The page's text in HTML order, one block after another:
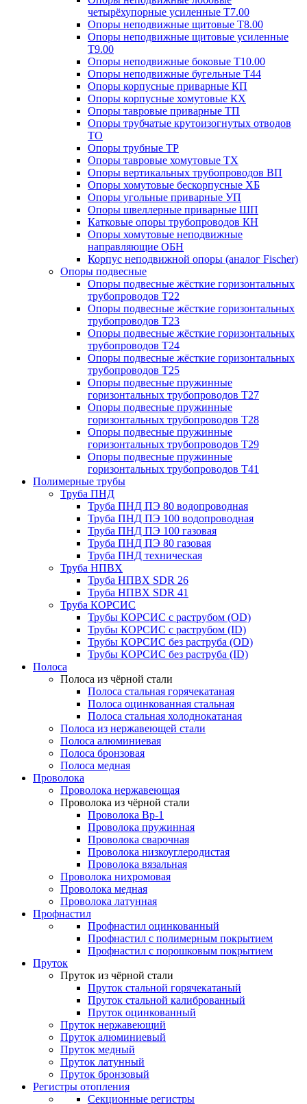
четырёхупорные усиленные Т7.00
Опоры неподвижные щитовые Т8.00
Опоры неподвижные щитовые усиленные
Т9.00
Опоры неподвижные боковые Т10.00
Опоры неподвижные бугельные Т44
Опоры корпусные приварные КП
Опоры корпусные хомутовые КХ
Опоры тавровые приварные ТП
Опоры трубчатые крутоизогнутых отводов
ТО
Опоры трубные ТР
Опоры тавровые хомутовые ТХ
Опоры вертикальных трубопроводов ВП
Опоры хомутовые бескорпусные ХБ
Опоры угольные приварные УП
Опоры швеллерные приварные ШП
Катковые опоры трубопроводов КН
Опоры хомутовые неподвижные
направляющие ОБН
Корпус неподвижной опоры (аналог Fischer)
Опоры подвесные
Опоры подвесные жёсткие горизонтальных
трубопроводов Т22
Опоры подвесные жёсткие горизонтальных
трубопроводов Т23
Опоры подвесные жёсткие горизонтальных
трубопроводов Т24
Опоры подвесные жёсткие горизонтальных
трубопроводов Т25
Опоры подвесные пружинные
горизонтальных трубопроводов Т27
Опоры подвесные пружинные
горизонтальных трубопроводов Т28
Опоры подвесные пружинные
горизонтальных трубопроводов Т29
Опоры подвесные пружинные
горизонтальных трубопроводов Т41
Полимерные трубы
Труба ПНД
Труба ПНД ПЭ 80 водопроводная
Труба ПНД ПЭ 100 водопроводная
Труба ПНД ПЭ 100 газовая
Труба ПНД ПЭ 80 газовая
Труба ПНД техническая
Труба НПВХ
Труба НПВХ SDR 26
Труба НПВХ SDR 41
Труба КОРСИС
Трубы КОРСИС с раструбом (OD)
Трубы КОРСИС с раструбом (ID)
Трубы КОРСИС без раструба (OD)
Трубы КОРСИС без раструба (ID)
Полоса
Полоса из чёрной стали
Полоса стальная горячекатаная
Полоса оцинкованная стальная
Полоса стальная холоднокатаная
Полоса из нержавеющей стали
Полоса алюминиевая
Полоса бронзовая
Полоса медная
Проволока
Проволока нержавеющая
Проволока из чёрной стали
Проволока Вр-1
Проволока пружинная
Проволока сварочная
Проволока низкоуглеродистая
Проволока вязальная
Проволока нихромовая
Проволока медная
Проволока латунная
Профнастил
Профнастил оцинкованный
Профнастил с полимерным покрытием
Профнастил с порошковым покрытием
Пруток
Пруток из чёрной стали
Пруток стальной горячекатаный
Пруток стальной калиброванный
Пруток оцинкованный
Пруток нержавеющий
Пруток алюминиевый
Пруток медный
Пруток латунный
Пруток бронзовый
Регистры отопления
Секционные регистры